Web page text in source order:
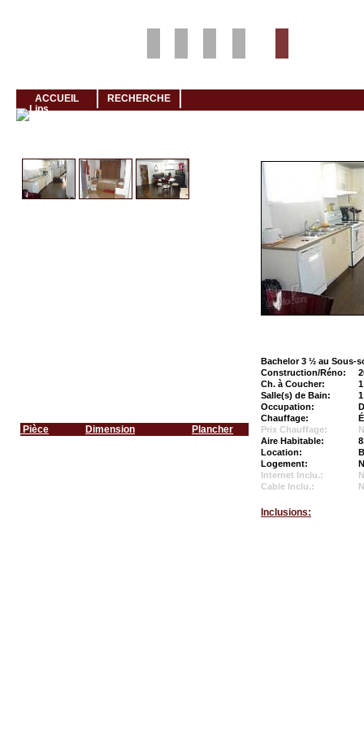
ACCUEIL RECHERCHE
Pièce Dimension Plancher
Bachelor 3 ½ au Sous-
Construction/Réno:
Ch. à Coucher:
1
Salle(s) de Bain:
1
Occupation:
Chauffage:
Prix Chauffage:
Aire Habitable:
Location:
Logement:
Internet Inclu.:
Cable Inclu.:
Inclusions: